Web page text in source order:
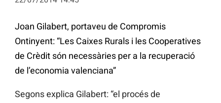
Joan Gilabert, portaveu de Compromis
Ontinyent: “Les Caixes Rurals i les Cooperatives
de Crèdit són necessàries per a la recuperació
de l’economia valenciana”
Segons explica Gilabert: “el procés de